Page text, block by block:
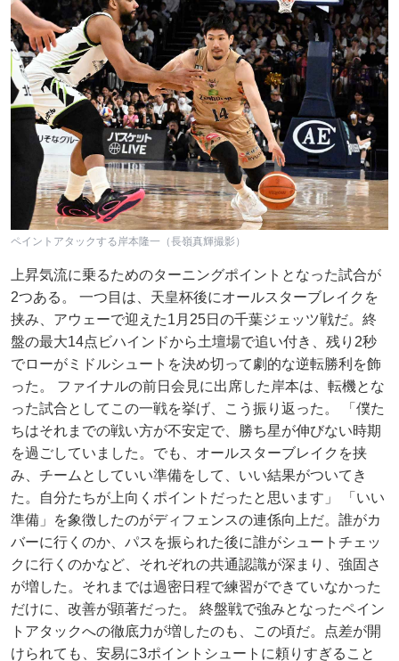
ペイントアタックする岸本隆一（長嶺真輝撮影）
上昇気流に乗るためのターニングポイントとなった試合が
2つある。 一つ目は、天皇杯後にオールスターブレイクを
挟み、アウェーで迎えた1月25日の千葉ジェッツ戦だ。終
盤の最大14点ビハインドから土壇場で追い付き、残り2秒
でローがミドルシュートを決め切って劇的な逆転勝利を飾
った。 ファイナルの前日会見に出席した岸本は、転機とな
った試合としてこの一戦を挙げ、こう振り返った。 「僕た
ちはそれまでの戦い方が不安定で、勝ち星が伸びない時期
を過ごしていました。でも、オールスターブレイクを挟
み、チームとしていい準備をして、いい結果がついてき
た。自分たちが上向くポイントだったと思います」 「いい
準備」を象徴したのがディフェンスの連係向上だ。誰がカ
バーに行くのか、パスを振られた後に誰がシュートチェッ
クに行くのかなど、それぞれの共通認識が深まり、強固さ
が増した。それまでは過密日程で練習ができていなかった
だけに、改善が顕著だった。 終盤戦で強みとなったペイン
トアタックへの徹底力が増したのも、この頃だ。点差が開
けられても、安易に3ポイントシュートに頼りすぎること